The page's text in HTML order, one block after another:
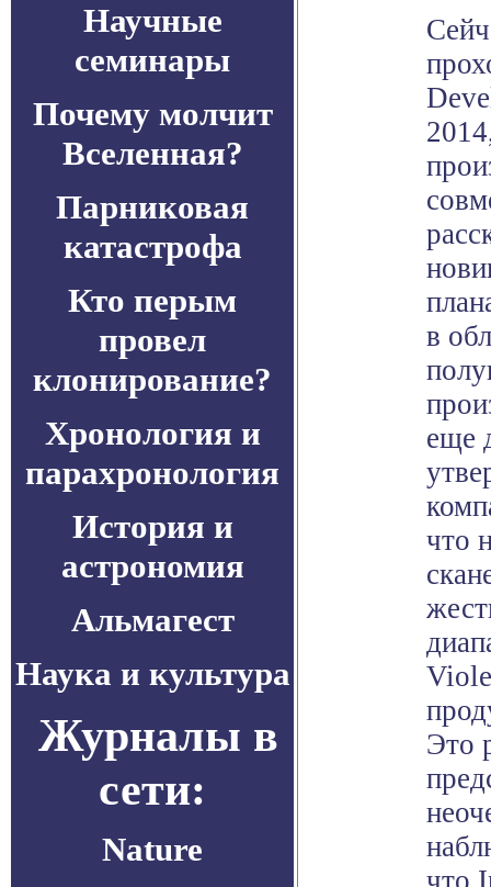
Научные
семинары
Почему молчит
Вселенная?
Парниковая
катастрофа
Кто перым
провел
клонирование?
Хронология и
парахронология
История и
астрономия
Альмагест
Наука и культура
Журналы в
сети:
Nature
в
еще
что
Это
что